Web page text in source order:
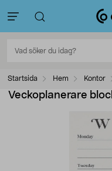
Startsida Hem Kontor
Veckoplanerare